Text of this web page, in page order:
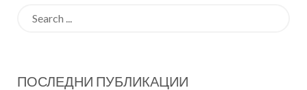
ПОСЛЕДНИ ПУБЛИКАЦИИ